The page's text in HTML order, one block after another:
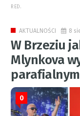
RED.
AKTUALNOŚCI 8
W Brzeziu
Mlynkova
parafialnym
0